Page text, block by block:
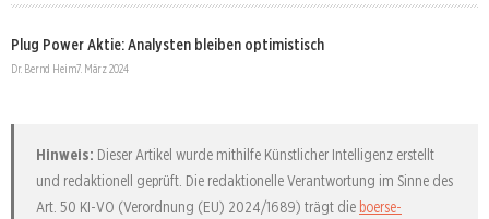
Plug Power Aktie: Analysten bleiben optimistisch
Dr. Bernd Heim7. März 2024
Hinweis: Dieser Artikel wurde mithilfe Künstlicher Intelligenz erstellt
und redaktionell geprüft. Die redaktionelle Verantwortung im Sinne des
Art. 50 KI-VO (Verordnung (EU) 2024/1689) trägt die boerse-